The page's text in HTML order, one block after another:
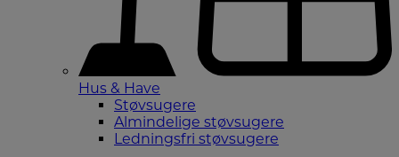
Hus & Have
Støvsugere
Almindelige støvsugere
Ledningsfri støvsugere